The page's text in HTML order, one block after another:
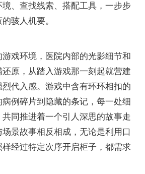
、查找线索、搭配工具，一步步
骇人机要。
戏环境，医院内部的光影细节和
原，从踏入游戏那一刻起就营建
代入感。游戏中含有环环相扣的
例碎片到隐藏的条记，每一处细
同推进着一个引人深思的故事走
景故事相反相成，无论是利用口
经过特定次序开启柜子，都需求